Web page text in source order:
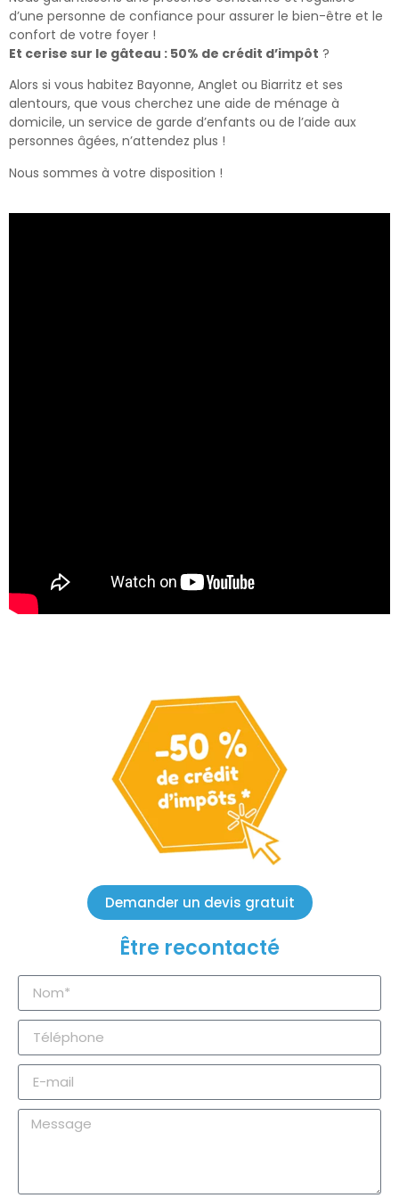
d’une personne de confiance pour assurer le bien-être et le
confort de votre foyer !
Et cerise sur le gâteau : 50% de crédit d’impôt ?
Alors si vous habitez Bayonne, Anglet ou Biarritz et ses
alentours, que vous cherchez une aide de ménage à
domicile, un service de garde d’enfants ou de l’aide aux
personnes âgées, n’attendez plus !
Nous sommes à votre disposition !
Demander un devis gratuit
Être recontacté